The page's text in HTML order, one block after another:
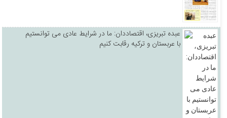
عبده تبریزی، اقتصاددان: ما در شرایط عادی می توانستیم
با عربستان و ترکیه رقابت کنیم